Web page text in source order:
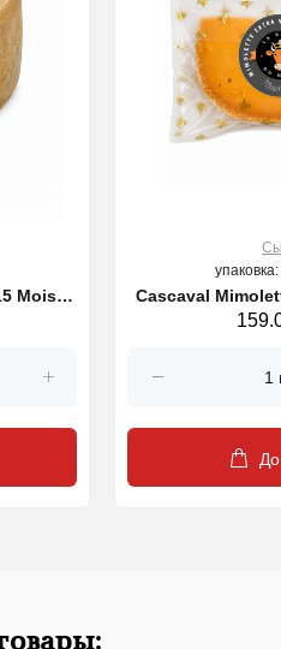
Mois 8
Cascaval